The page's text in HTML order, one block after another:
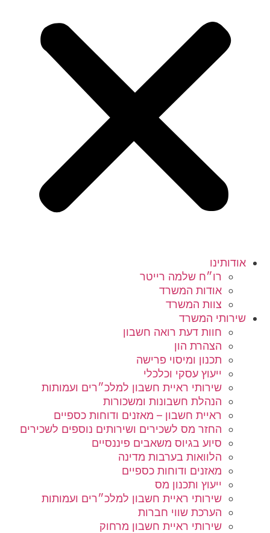
אודותינו
רו״ח שלמה רייטר
אודות המשרד
צוות המשרד
שירותי המשרד
חוות דעת רואה חשבון
הצהרת הון
תכנון ומיסוי פרישה
ייעוץ עסקי וכלכלי
שירותי ראיית חשבון למלכ״רים ועמותות
הנהלת חשבונות ומשכורות
ראיית חשבון – מאזנים ודוחות כספיים
החזר מס לשכירים ושירותים נוספים לשכירים
סיוע בגיוס משאבים פיננסיים
הלוואות בערבות מדינה
מאזנים ודוחות כספיים
ייעוץ ותכנון מס
שירותי ראיית חשבון למלכ״רים ועמותות
הערכת שווי חברות
שירותי ראיית חשבון מרחוק